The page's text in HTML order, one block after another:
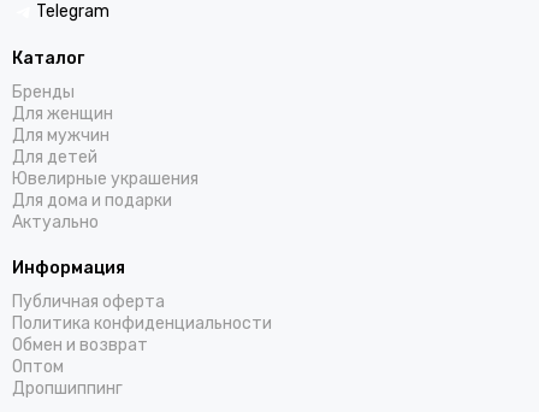
Telegram
Каталог
Бренды
Для женщин
Для мужчин
Для детей
Ювелирные украшения
Для дома и подарки
Актуально
Информация
Публичная оферта
Политика конфиденциальности
Обмен и возврат
Оптом
Дропшиппинг